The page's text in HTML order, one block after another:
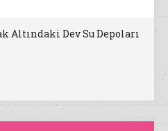
Altındaki Dev Su Depoları